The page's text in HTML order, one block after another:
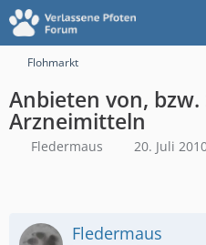
Flohmarkt
Anbieten von, bzw.
Arzneimitteln
Fledermaus 20. Juli
Fledermaus